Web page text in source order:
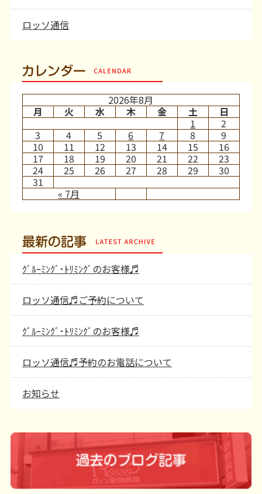
ロッソ通信
カレンダー
2026年8月
月
火 水 木 金 土 日
« 7月
1
2
3
4 5 6 7 8
9
10
11 12 13 14 15
16
17
18 19 20 21 22
23
24
25 26 27 28 29
30
31
最新の記事
ｸﾞﾙｰﾐﾝｸﾞ･ﾄﾘﾐﾝｸﾞのお客様♬
ロッソ通信♬ご予約について
ｸﾞﾙｰﾐﾝｸﾞ･ﾄﾘﾐﾝｸﾞのお客様♬
ロッソ通信♬予約のお電話について
お知らせ